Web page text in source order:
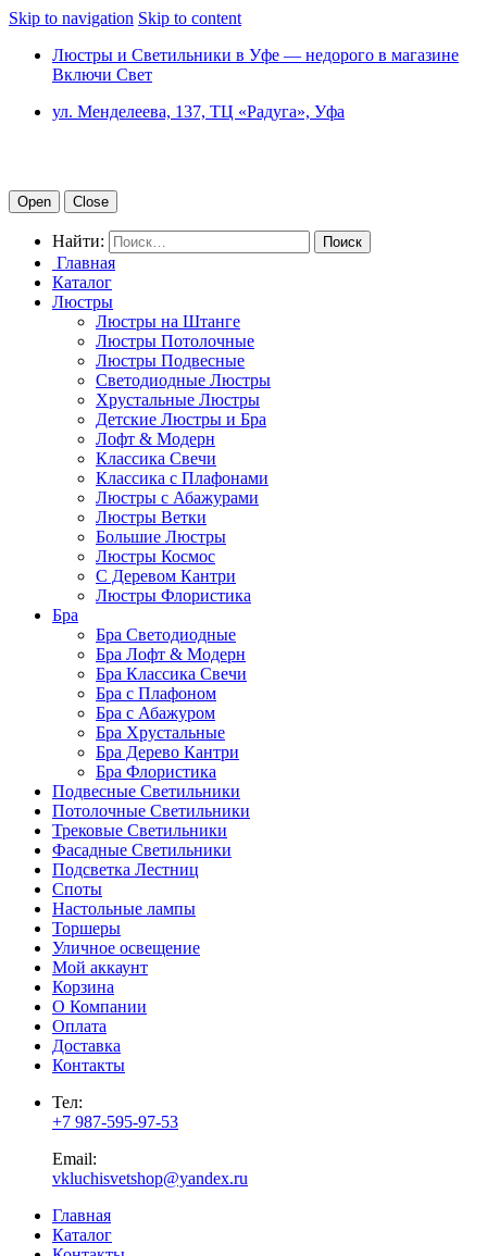
Skip to navigation Skip to content
Люстры и Светильники в Уфе — недорого в магазине
Включи Свет
ул. Менделеева, 137, ТЦ «Радуга», Уфа
Open Close
Найти:
Главная
Каталог
Люстры
Люстры на Штанге
Люстры Потолочные
Люстры Подвесные
Светодиодные Люстры
Хрустальные Люстры
Детские Люстры и Бра
Лофт & Модерн
Классика Свечи
Классика с Плафонами
Люстры с Абажурами
Люстры Ветки
Большие Люстры
Люстры Космос
С Деревом Кантри
Люстры Флористика
Бра
Бра Светодиодные
Бра Лофт & Модерн
Бра Классика Свечи
Бра с Плафоном
Бра с Абажуром
Бра Хрустальные
Бра Дерево Кантри
Бра Флористика
Подвесные Светильники
Потолочные Светильники
Трековые Светильники
Фасадные Светильники
Подсветка Лестниц
Споты
Настольные лампы
Торшеры
Уличное освещение
Мой аккаунт
Корзина
О Компании
Оплата
Доставка
Контакты
Тел:
+7 987-595-97-53
Email:
vkluchisvetshop@yandex.ru
Главная
Каталог